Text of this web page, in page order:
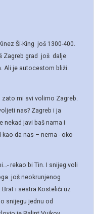
Ši-King još 1300-400.
Zagreb grad još dalje
Ali je autocestom bliži.
zato mi svi volimo Zagreb.
nas? Zagreb i ja
nekad javi baš nama i
kao da nas – nema - oko
rekao bi Tin. I snijeg voli
još neokrunjenog
i sestra Kostelići uz
snijegu jednu od